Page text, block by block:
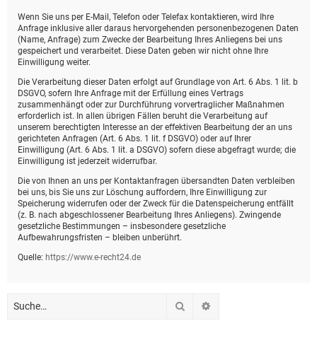
Wenn Sie uns per E-Mail, Telefon oder Telefax kontaktieren, wird Ihre
Anfrage inklusive aller daraus hervorgehenden personenbezogenen Daten
(Name, Anfrage) zum Zwecke der Bearbeitung Ihres Anliegens bei uns
gespeichert und verarbeitet. Diese Daten geben wir nicht ohne Ihre
Einwilligung weiter.
Die Verarbeitung dieser Daten erfolgt auf Grundlage von Art. 6 Abs. 1 lit. b
DSGVO, sofern Ihre Anfrage mit der Erfüllung eines Vertrags
zusammenhängt oder zur Durchführung vorvertraglicher Maßnahmen
erforderlich ist. In allen übrigen Fällen beruht die Verarbeitung auf
unserem berechtigten Interesse an der effektiven Bearbeitung der an uns
gerichteten Anfragen (Art. 6 Abs. 1 lit. f DSGVO) oder auf Ihrer
Einwilligung (Art. 6 Abs. 1 lit. a DSGVO) sofern diese abgefragt wurde; die
Einwilligung ist jederzeit widerrufbar.
Die von Ihnen an uns per Kontaktanfragen übersandten Daten verbleiben
bei uns, bis Sie uns zur Löschung auffordern, Ihre Einwilligung zur
Speicherung widerrufen oder der Zweck für die Datenspeicherung entfällt
(z. B. nach abgeschlossener Bearbeitung Ihres Anliegens). Zwingende
gesetzliche Bestimmungen – insbesondere gesetzliche
Aufbewahrungsfristen – bleiben unberührt.
Quelle: https://www.e-recht24.de
Suche